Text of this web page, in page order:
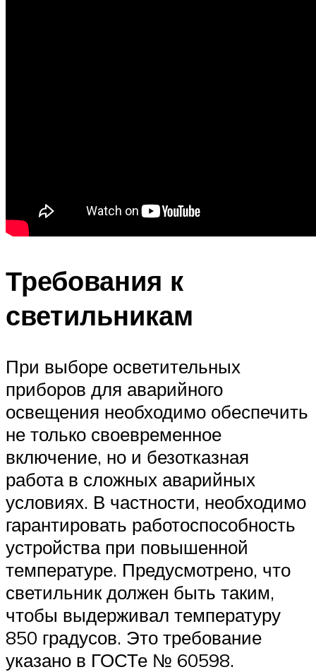
Требования к
светильникам
При выборе осветительных
приборов для аварийного
освещения необходимо обеспечить
не только своевременное
включение, но и безотказная
работа в сложных аварийных
условиях. В частности, необходимо
гарантировать работоспособность
устройства при повышенной
температуре. Предусмотрено, что
светильник должен быть таким,
чтобы выдерживал температуру
850 градусов. Это требование
указано в ГОСТе № 60598.